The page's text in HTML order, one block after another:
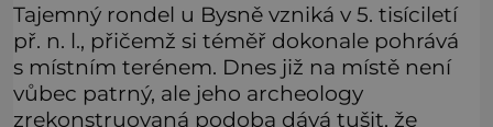
Tajemný rondel u Bysně vzniká v 5. tisíciletí
př. n. l., přičemž si téměř dokonale pohrává
s místním terénem. Dnes již na místě není
vůbec patrný, ale jeho archeology
zrekonstruovaná podoba dává tušit, že